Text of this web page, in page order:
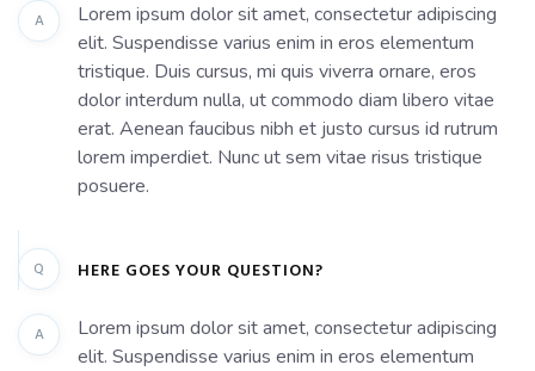
A
Lorem ipsum dolor sit amet, consectetur adipiscing
elit. Suspendisse varius enim in eros elementum
tristique. Duis cursus, mi quis viverra ornare, eros
dolor interdum nulla, ut commodo diam libero vitae
erat. Aenean faucibus nibh et justo cursus id rutrum
lorem imperdiet. Nunc ut sem vitae risus tristique
posuere.
Q HERE GOES YOUR QUESTION?
A
Lorem ipsum dolor sit amet, consectetur adipiscing
elit. Suspendisse varius enim in eros elementum